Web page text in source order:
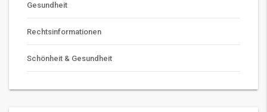
Gesundheit
Rechtsinformationen
Schönheit & Gesundheit